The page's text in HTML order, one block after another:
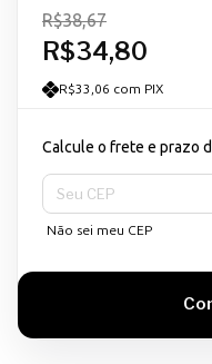
R$34,80
R$38,67
R$33,06 com PIX
Calcule o frete e prazo
Entregas para o CEP:
Não sei meu CEP